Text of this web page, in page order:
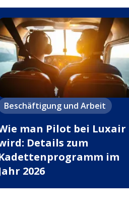
Beschäftigung und Arbeit
man Pilot bei Luxair
Details zum
im
2026